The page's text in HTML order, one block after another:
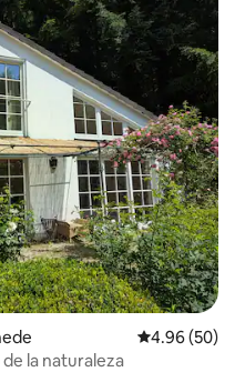
Calificación
4.96 (50)
la naturaleza